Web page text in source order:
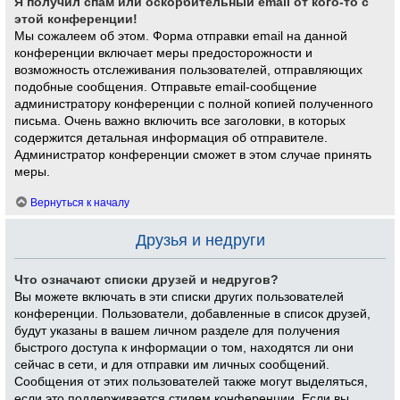
этой конференции!
Мы сожалеем об этом. Форма отправки email на данной
конференции включает меры предосторожности и
возможность отслеживания пользователей, отправляющих
подобные сообщения. Отправьте email-сообщение
администратору конференции с полной копией полученного
письма. Очень важно включить все заголовки, в которых
содержится детальная информация об отправителе.
Администратор конференции сможет в этом случае принять
меры.
Вернуться к началу
Друзья и недруги
Что означают списки друзей и недругов?
Вы можете включать в эти списки других пользователей
конференции. Пользователи, добавленные в список друзей,
будут указаны в вашем личном разделе для получения
быстрого доступа к информации о том, находятся ли они
сейчас в сети, и для отправки им личных сообщений.
Сообщения от этих пользователей также могут выделяться,